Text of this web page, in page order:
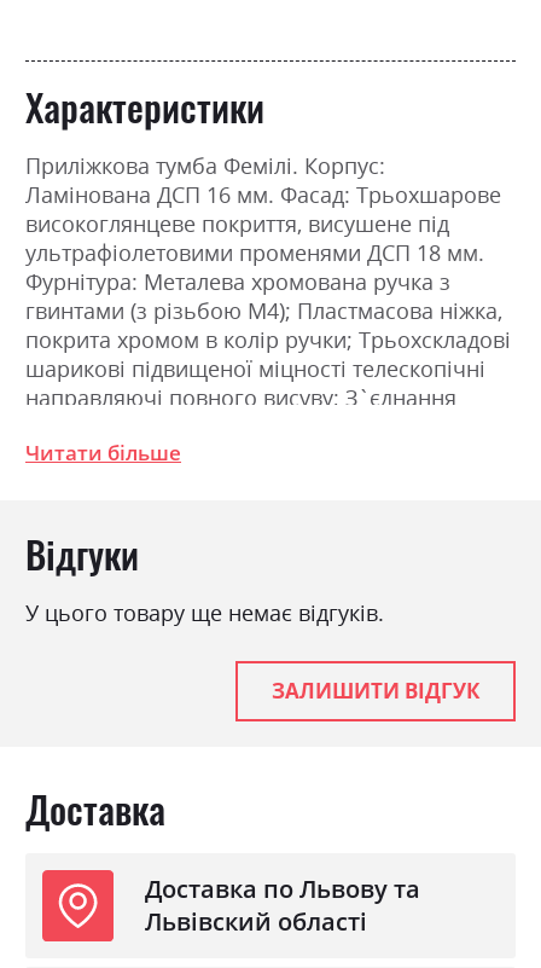
Характеристики
Приліжкова тумба Фемілі. Корпус:
Ламінована ДСП 16 мм. Фасад: Трьохшарове
високоглянцеве покриття, висушене під
ультрафіолетовими променями ДСП 18 мм.
Фурнітура: Металева хромована ручка з
гвинтами (з різьбою М4); Пластмасова ніжка,
покрита хромом в колір ручки; Трьохскладові
шарикові підвищеної міцності телескопічні
направляючі повного висуву; З`єднання
(MINIFIX). Розміри: Ширина 55.1см, Висота
Фабрика:
Колір (Фасад):
білий глянець
білий глянець
мінімалізм, модерн
Читати більше
Відгуки
У цього товару ще немає відгуків.
ЗАЛИШИТИ ВІДГУК
Доставка
Доставка по Львову та
Львівский області